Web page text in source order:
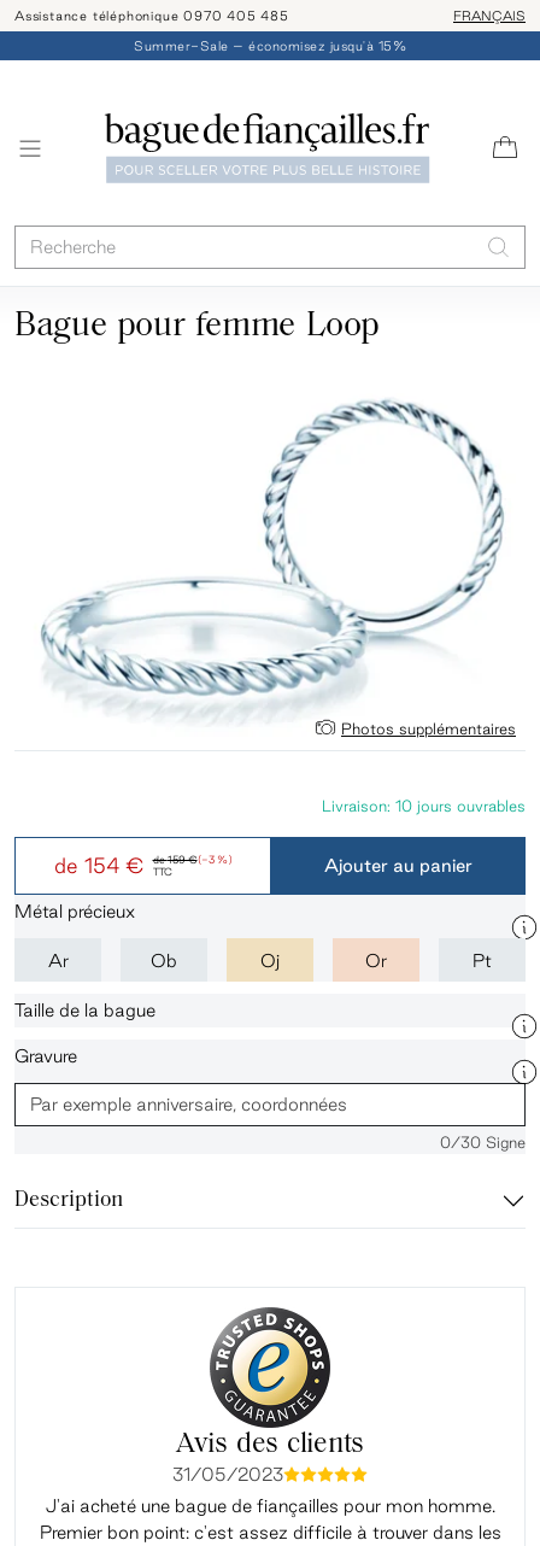
Assistance téléphonique 0970 405 485 Livraison/
FRANÇAIS
Summer-Sale – économisez jusqu'à 15%
Bague pour femme Loop
Photos supplémentaires
de159 €(-3 %)
de 154 € TTC
Livraison: 10 jours ouvrables
Ajouter au panier
Métal précieux
Ar Ob Oj Or Pt
Taille de la bague
Gravure
0/30 Signe
Description
Avis des clients
31/05/2023mmmmm
J'ai acheté une bague de fiançailles pour mon homme.
Premier bon point: c'est assez difficile à trouver dans les